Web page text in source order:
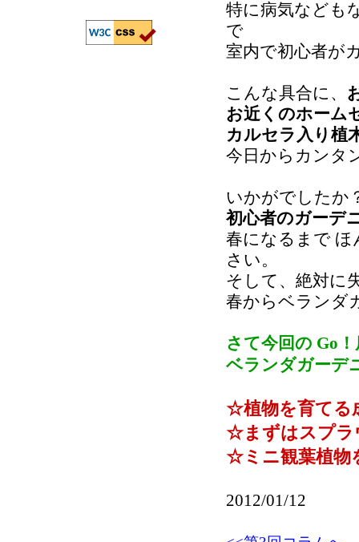
特に病気なども
で
室内で初心者が
こんな具合に、
お近くのホーム
カルセラ入り植
今日からカンタ
いかがでしたか
初心者のガーデ
春になるまで ほ
さい。
そして、絶対に
春からベランダ
さて今回の Go
ベランダガーデ
☆植物を育てる
☆まずはスプラ
☆ミニ観葉植物
2012/01/12